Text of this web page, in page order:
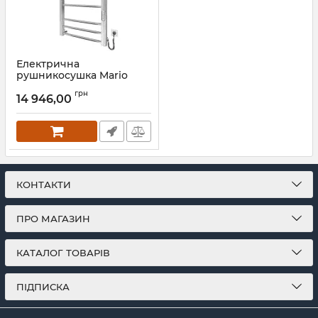
Електрична
рушникосушка Mario
800х500/80 TR К
Артикул:2.2.1608.03.P
14 946,00 грн
КОНТАКТИ
ПРО МАГАЗИН
КАТАЛОГ ТОВАРІВ
ПІДПИСКА